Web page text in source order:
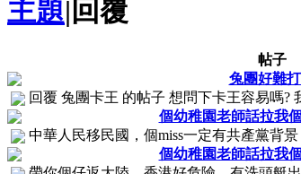
主題| 回覆
帖子
兔團好難
回覆 兔團卡王 的帖子 想問下卡王容易嗎?
個幼稚園老師話拉我
中華人民移民國，個miss一定有共產黨背
個幼稚園老師話拉我